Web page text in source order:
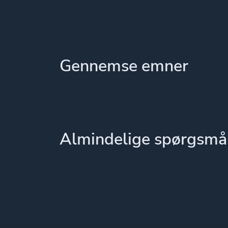
Gennemse emner
Almindelige